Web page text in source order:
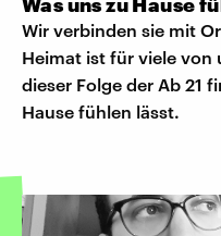
Wir verbinden sie mit
Heimat ist für viele von
dieser Folge der Ab 21
Hause fühlen lässt.